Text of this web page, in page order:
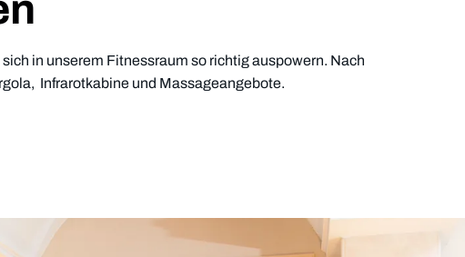
in unserem Fitnessraum so richtig auspowern. Nach
Infrarotkabine und Massageangebote.